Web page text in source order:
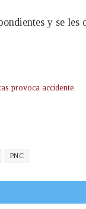
y se
provoca accidente
PNC